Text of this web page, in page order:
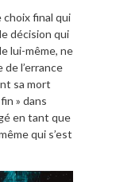
choix final qui
décision qui
lui-même, ne
de l’errance
sa mort
» dans
en tant que
qui s’est